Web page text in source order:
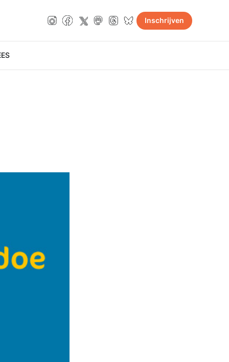
ES
Inschrijven